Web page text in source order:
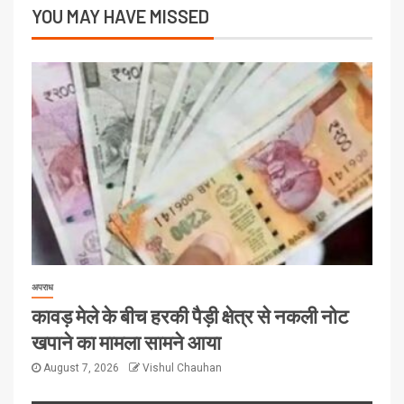
YOU MAY HAVE MISSED
अपराध
कावड़ मेले के बीच हरकी पैड़ी क्षेत्र से नकली नोट
खपाने का मामला सामने आया
August 7, 2026 Vishul Chauhan